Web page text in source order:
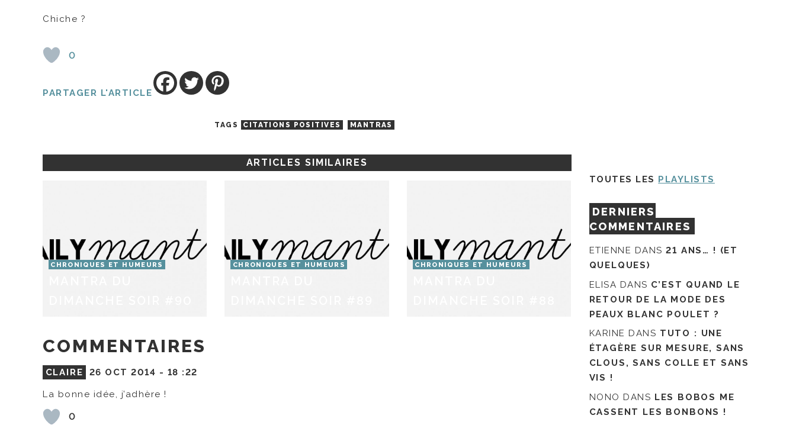
Chiche ?
0
PARTAGER L'ARTICLE
TAGS CITATIONS POSITIVES MANTRAS
ARTICLES SIMILAIRES
CHRONIQUES ET HUMEURS CHRONIQUES ET HUMEURS CHRONIQUES ET HUMEURS
COMMENTAIRES
CLAIRE 26 OCT 2014 - 18 :22
La bonne idée, j’adhère !
0
TOUTES LES PLAYLISTS
DERNIERS
COMMENTAIRES
ETIENNE DANS21 ANS… ! (ET
QUELQUES)
ELISA DANS C’EST QUAND LE
RETOUR DE LA MODE DES
PEAUX BLANC POULET ?
KARINE DANS TUTO : UNE
ÉTAGÈRE SUR MESURE, SANS
CLOUS, SANS COLLE ET SANS
VIS !
NONO DANS LES BOBOS ME
CASSENT LES BONBONS !